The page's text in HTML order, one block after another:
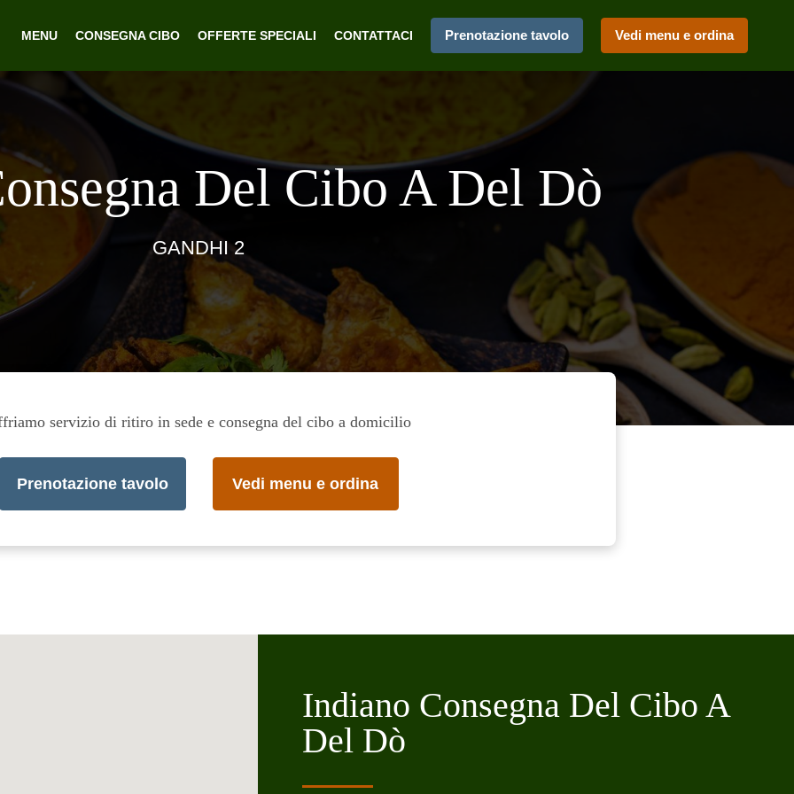
MENU CONSEGNA CIBO OFFERTE SPECIALI CONTATTACI Prenotazione tavolo Vedi menu e ordina
Del Cibo A Del Dò
GANDHI 2
servizio di ritiro in sede e consegna del cibo a domicilio
Prenotazione tavolo Vedi menu e ordina
Indiano Consegna Del Cibo A
Del Dò